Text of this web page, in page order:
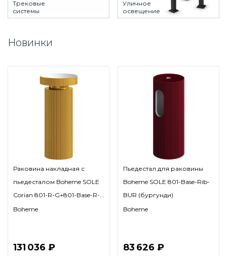
Трековые
системы
Уличное
освещение
Новинки
Раковина накладная с
пьедесталом Boheme SOLE
Corian 801-R-G+801-Base-R-
G 400*400 мм (золото)
Boheme
131 036 ₽
Пьедестал для раковины
Boheme SOLE 801-Base-Rib-
BUR (бургунди)
Boheme
83 626 ₽